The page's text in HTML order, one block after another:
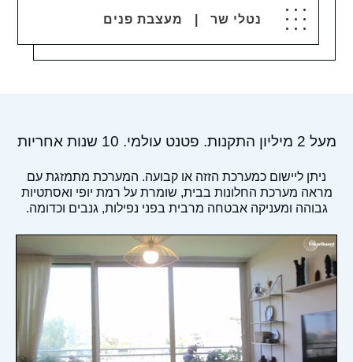
נטלי שר | מעצבת פנים
מעל 2 מיליון התקנות. פטנט עולמי. 10 שנות אחריות
ניתן ליישום כמערכת הזזה או קבועה. המערכת מתמזגת עם
מראה מערכת החלונות בבית, שומרת על רמת יופי ואסתטיות
גבוהה ומעניקה אבטחה מרבית בפני נפילות, גנבים וכדומה.